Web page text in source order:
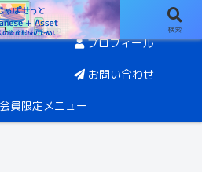
投資。目指すは5年後にFIRE
プロフィール
お問い合わせ
員限定メニュー
検索